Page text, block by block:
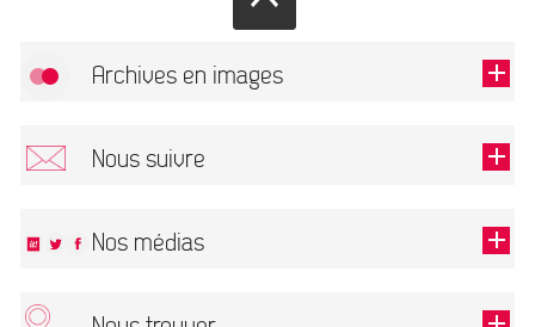
Archives en images
Nous suivre
Nos médias